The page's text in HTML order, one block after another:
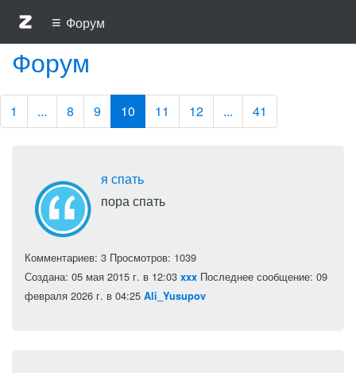
≡ Форум
Форум
1 ... 8 9 10 11 12 ... 41
я спать
пора спать
Комментариев: 3 Просмотров: 1039
Создана: 05 мая 2015 г. в 12:03 xxx Последнее сообщение: 09
февраля 2026 г. в 04:25 Ali_Yusupov